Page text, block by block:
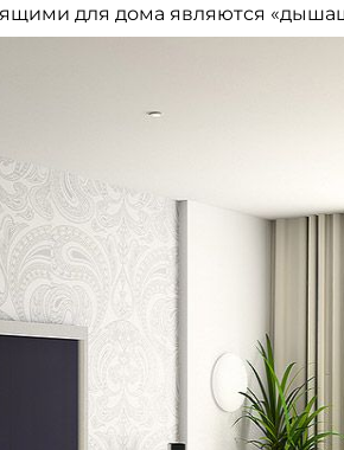
для дома являются